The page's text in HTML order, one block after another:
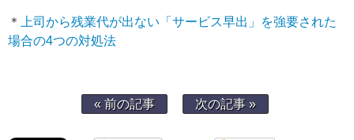
＊
上司から残業代が出ない「サービス早出」を強要された
場合の4つの対処法
« 前の記事 次の記事 »